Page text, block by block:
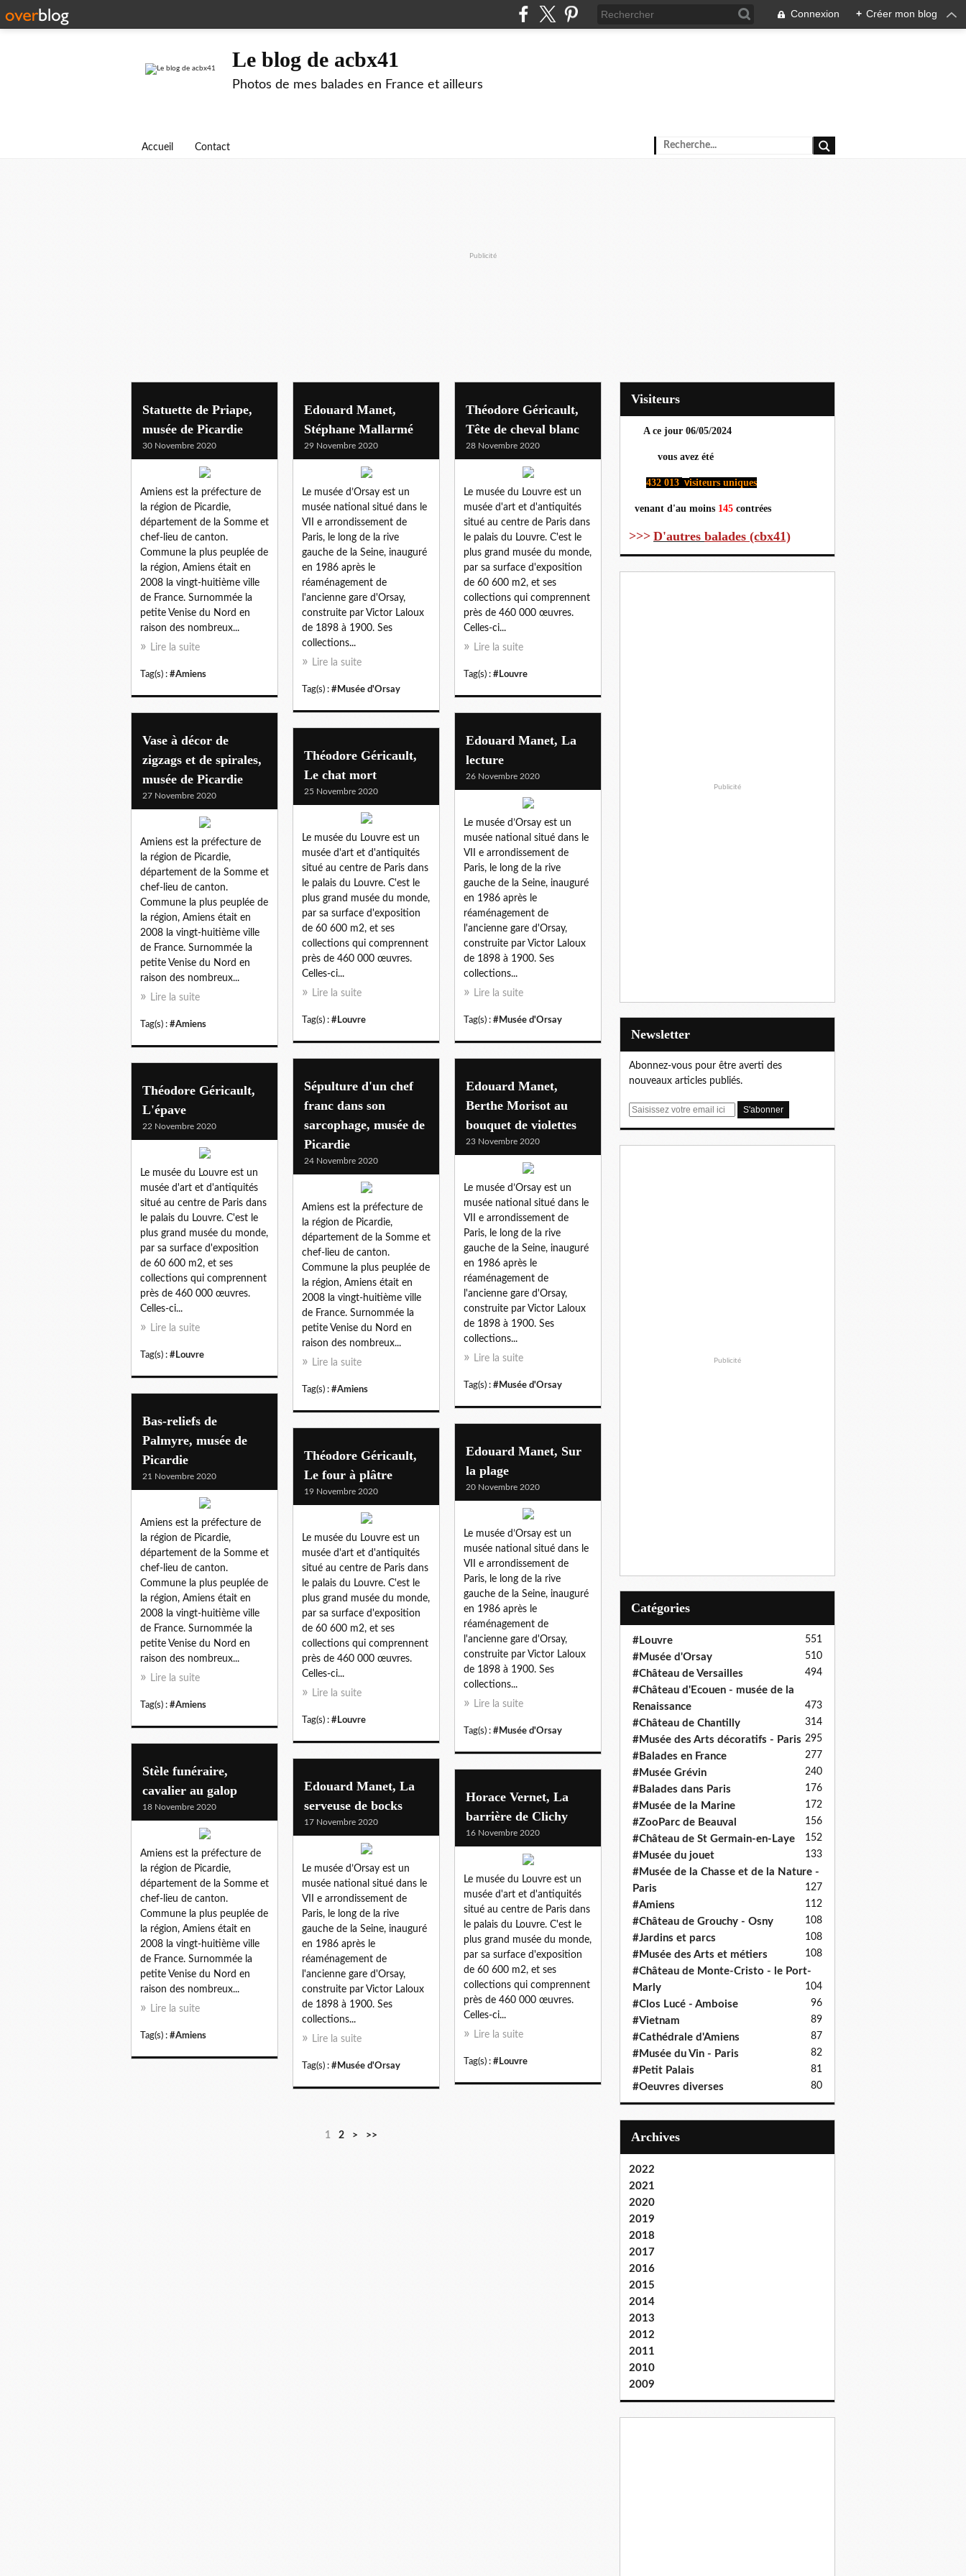
Connexion + Créer mon blog
Le blog de acbx41
Photos de mes balades en France et ailleurs
Accueil Contact
Publicité
Statuette de Priape,
musée de Picardie
30 Novembre 2020
Amiens est la préfecture de
la région de Picardie,
département de la Somme et
chef-lieu de canton.
Commune la plus peuplée de
la région, Amiens était en
2008 la vingt-huitième ville
de France. Surnommée la
petite Venise du Nord en
raison des nombreux...
Lire la suite
Tag(s) : #Amiens
Edouard Manet,
Stéphane Mallarmé
29 Novembre 2020
Le musée d’Orsay est un
musée national situé dans le
VII e arrondissement de
Paris, le long de la rive
gauche de la Seine, inauguré
en 1986 après le
réaménagement de
l'ancienne gare d'Orsay,
construite par Victor Laloux
de 1898 à 1900. Ses
collections...
Lire la suite
Tag(s) : #Musée d'Orsay
Théodore Géricault,
Tête de cheval blanc
28 Novembre 2020
Le musée du Louvre est un
musée d'art et d'antiquités
situé au centre de Paris dans
le palais du Louvre. C'est le
plus grand musée du monde,
par sa surface d'exposition
de 60 600 m2, et ses
collections qui comprennent
près de 460 000 œuvres.
Celles-ci...
Lire la suite
Tag(s) : #Louvre
Vase à décor de
zigzags et de spirales,
musée de Picardie
27 Novembre 2020
Amiens est la préfecture de
la région de Picardie,
département de la Somme et
chef-lieu de canton.
Commune la plus peuplée de
la région, Amiens était en
2008 la vingt-huitième ville
de France. Surnommée la
petite Venise du Nord en
raison des nombreux...
Lire la suite
Tag(s) : #Amiens
Edouard Manet, La
lecture
26 Novembre 2020
Le musée d’Orsay est un
musée national situé dans le
VII e arrondissement de
Paris, le long de la rive
gauche de la Seine, inauguré
en 1986 après le
réaménagement de
l'ancienne gare d'Orsay,
construite par Victor Laloux
de 1898 à 1900. Ses
collections...
Lire la suite
Tag(s) : #Musée d'Orsay
Théodore Géricault,
Le chat mort
25 Novembre 2020
Le musée du Louvre est un
musée d'art et d'antiquités
situé au centre de Paris dans
le palais du Louvre. C'est le
plus grand musée du monde,
par sa surface d'exposition
de 60 600 m2, et ses
collections qui comprennent
près de 460 000 œuvres.
Celles-ci...
Lire la suite
Tag(s) : #Louvre
Sépulture d'un chef
franc dans son
sarcophage, musée de
Picardie
24 Novembre 2020
Amiens est la préfecture de
la région de Picardie,
département de la Somme et
chef-lieu de canton.
Commune la plus peuplée de
la région, Amiens était en
2008 la vingt-huitième ville
de France. Surnommée la
petite Venise du Nord en
raison des nombreux...
Lire la suite
Tag(s) : #Amiens
Edouard Manet,
Berthe Morisot au
bouquet de violettes
23 Novembre 2020
Le musée d’Orsay est un
musée national situé dans le
VII e arrondissement de
Paris, le long de la rive
gauche de la Seine, inauguré
en 1986 après le
réaménagement de
l'ancienne gare d'Orsay,
construite par Victor Laloux
de 1898 à 1900. Ses
collections...
Lire la suite
Tag(s) : #Musée d'Orsay
Théodore Géricault,
L'épave
22 Novembre 2020
Le musée du Louvre est un
musée d'art et d'antiquités
situé au centre de Paris dans
le palais du Louvre. C'est le
plus grand musée du monde,
par sa surface d'exposition
de 60 600 m2, et ses
collections qui comprennent
près de 460 000 œuvres.
Celles-ci...
Lire la suite
Tag(s) : #Louvre
Bas-reliefs de
Palmyre, musée de
Picardie
21 Novembre 2020
Amiens est la préfecture de
la région de Picardie,
département de la Somme et
chef-lieu de canton.
Commune la plus peuplée de
la région, Amiens était en
2008 la vingt-huitième ville
de France. Surnommée la
petite Venise du Nord en
raison des nombreux...
Lire la suite
Tag(s) : #Amiens
Edouard Manet, Sur
la plage
20 Novembre 2020
Le musée d’Orsay est un
musée national situé dans le
VII e arrondissement de
Paris, le long de la rive
gauche de la Seine, inauguré
en 1986 après le
réaménagement de
l'ancienne gare d'Orsay,
construite par Victor Laloux
de 1898 à 1900. Ses
collections...
Lire la suite
Tag(s) : #Musée d'Orsay
Théodore Géricault,
Le four à plâtre
19 Novembre 2020
Le musée du Louvre est un
musée d'art et d'antiquités
situé au centre de Paris dans
le palais du Louvre. C'est le
plus grand musée du monde,
par sa surface d'exposition
de 60 600 m2, et ses
collections qui comprennent
près de 460 000 œuvres.
Celles-ci...
Lire la suite
Tag(s) : #Louvre
Stèle funéraire,
cavalier au galop
18 Novembre 2020
Amiens est la préfecture de
la région de Picardie,
département de la Somme et
chef-lieu de canton.
Commune la plus peuplée de
la région, Amiens était en
2008 la vingt-huitième ville
de France. Surnommée la
petite Venise du Nord en
raison des nombreux...
Lire la suite
Tag(s) : #Amiens
Edouard Manet, La
serveuse de bocks
17 Novembre 2020
Le musée d’Orsay est un
musée national situé dans le
VII e arrondissement de
Paris, le long de la rive
gauche de la Seine, inauguré
en 1986 après le
réaménagement de
l'ancienne gare d'Orsay,
construite par Victor Laloux
de 1898 à 1900. Ses
collections...
Lire la suite
Tag(s) : #Musée d'Orsay
Horace Vernet, La
barrière de Clichy
16 Novembre 2020
Le musée du Louvre est un
musée d'art et d'antiquités
situé au centre de Paris dans
le palais du Louvre. C'est le
plus grand musée du monde,
par sa surface d'exposition
de 60 600 m2, et ses
collections qui comprennent
près de 460 000 œuvres.
Celles-ci...
Lire la suite
Tag(s) : #Louvre
1 2 > >>
Visiteurs
A ce jour 06/05/2024
vous avez été
432 013 visiteurs uniques
venant d'au moins 145 contrées
>>> D'autres balades (cbx41)
Publicité
Newsletter
Abonnez-vous pour être averti des
nouveaux articles publiés.
E
Publicité
Catégories
#Louvre 551
#Musée d'Orsay 510
#Château de Versailles 494
#Château d'Ecouen - musée de la
Renaissance
473
#Château de Chantilly 314
#Musée des Arts décoratifs - Paris 295
#Balades en France 277
#Musée Grévin 240
#Balades dans Paris 176
#Musée de la Marine 172
#ZooParc de Beauval 156
#Château de St Germain-en-Laye 152
#Musée du jouet 133
#Musée de la Chasse et de la Nature -
Paris
127
#Amiens 112
#Château de Grouchy - Osny 108
#Jardins et parcs 108
#Musée des Arts et métiers 108
#Château de Monte-Cristo - le Port-
Marly
104
#Clos Lucé - Amboise 96
#Vietnam 89
#Cathédrale d'Amiens 87
#Musée du Vin - Paris 82
#Petit Palais 81
#Oeuvres diverses 80
Archives
2022
2021
2020
2019
2018
2017
2016
2015
2014
2013
2012
2011
2010
2009